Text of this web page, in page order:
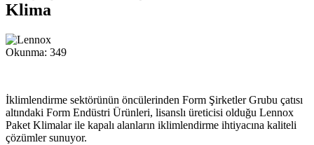
Klima
Okunma: 349
İklimlendirme sektörünün öncülerinden Form Şirketler Grubu çatısı
altındaki Form Endüstri Ürünleri, lisanslı üreticisi olduğu Lennox
Paket Klimalar ile kapalı alanların iklimlendirme ihtiyacına kaliteli
çözümler sunuyor.